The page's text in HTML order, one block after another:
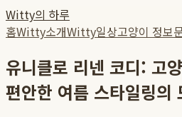
Witty의 하루
홈Witty소개Witty일상고양이 정보
유니클로 리넨 코디: 고
편안한 여름 스타일링의